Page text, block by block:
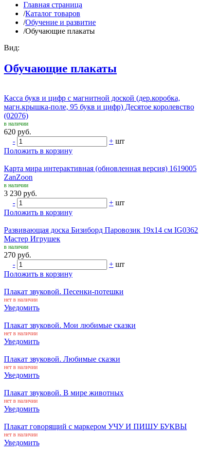
Главная страница
/Каталог товаров
/Обучение и развитие
/Обучающие плакаты
Вид:
Обучающие плакаты
Касса букв и цифр с магнитной доской (дер.коробка,
магн.крышка-поле, 95 букв и цифр) Десятое королевство
(02076)
в наличии
620 руб.
-
+ шт
Положить в корзину
Карта мира интерактивная (обновленная версия) 1619005
ZanZoon
в наличии
3 230 руб.
-
+ шт
Положить в корзину
Развивающая доска Бизиборд Паровозик 19х14 см IG0362
Мастер Игрушек
в наличии
270 руб.
-
+ шт
Положить в корзину
Плакат звуковой. Песенки-потешки
нет в наличии
Уведомить
Плакат звуковой. Мои любимые сказки
нет в наличии
Уведомить
Плакат звуковой. Любимые сказки
нет в наличии
Уведомить
Плакат звуковой. В мире животных
нет в наличии
Уведомить
Плакат говорящий с маркером УЧУ И ПИШУ БУКВЫ
нет в наличии
Уведомить